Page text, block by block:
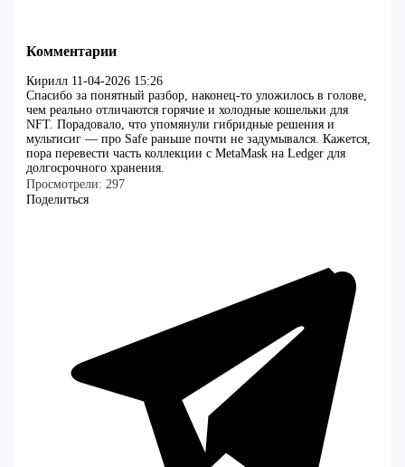
Комментарии
Кирилл 11-04-2026 15:26
Спасибо за понятный разбор, наконец-то уложилось в голове,
чем реально отличаются горячие и холодные кошельки для
NFT. Порадовало, что упомянули гибридные решения и
мультисиг — про Safe раньше почти не задумывался. Кажется,
пора перевести часть коллекции с MetaMask на Ledger для
долгосрочного хранения.
Просмотрели: 297
Поделиться